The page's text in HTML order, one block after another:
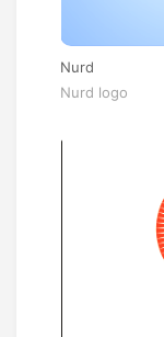
Nurd
Nurd logo